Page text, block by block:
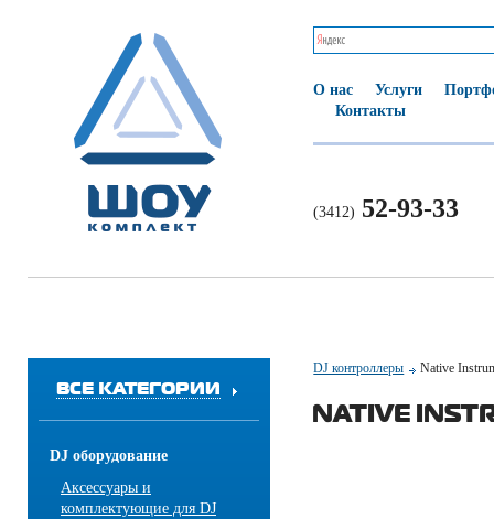
О нас Услуги
Контакты
(3412) 52-93-33
ВСЕ КАТЕГОРИИ
DJ оборудование
Аксессуары и
комплектующие для DJ
DJ контроллеры Native
NATIVE